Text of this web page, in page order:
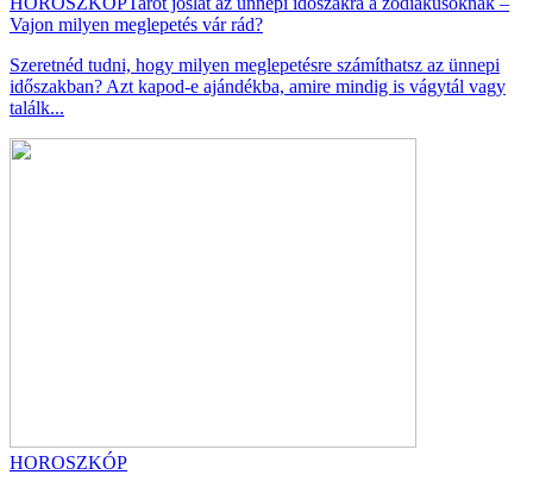
Vajon milyen meglepetés vár rád?
Szeretnéd tudni, hogy milyen meglepetésre számíthatsz az ünnepi
időszakban? Azt kapod-e ajándékba, amire mindig is vágytál vagy
találk...
HOROSZKÓP